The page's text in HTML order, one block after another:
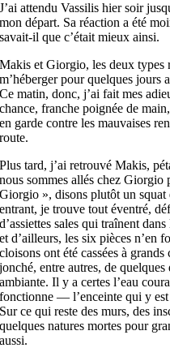
J’ai attendu Vassilis hier soir
mon départ. Sa réaction a été
savait-il que c’était mieux ainsi.
Makis et Giorgio, les deux types
m’héberger pour quelques jours
Ce matin, donc, j’ai fait mes
chance, franche poignée de
en garde contre les mauvaises
route.
Plus tard, j’ai retrouvé Makis,
nous sommes allés chez Giorgio
Giorgio », disons plutôt un squat
entrant, je trouve tout éventré,
d’assiettes sales qui traînent
et d’ailleurs, les six pièces n’en
cloisons ont été cassées à
jonché, entre autres, de
ambiante. Il y a certes l’eau
fonctionne — l’enceinte qui y
Sur ce qui reste des murs, des
quelques natures mortes pour
aussi.